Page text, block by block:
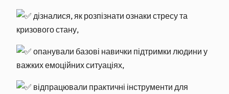
дізналися, як розпізнати ознаки стресу та
кризового стану,
опанували базові навички підтримки людини у
важких емоційних ситуаціях,
відпрацювали практичні інструменти для